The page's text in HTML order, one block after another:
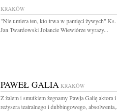
KRAKÓW
"Nie umiera ten, kto trwa w pamięci żywych" Ks.
Jan Twardowski Jolancie Wiewiórze wyrazy...
PAWEŁ GALIA KRAKÓW
Z żalem i smutkiem żegnamy Pawła Galię aktora i
reżysera teatralnego i dubbingowego,